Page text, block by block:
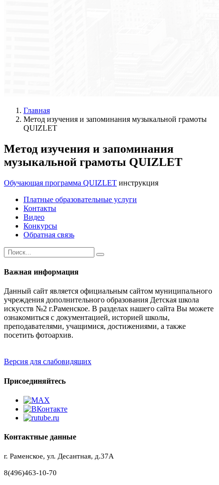
Главная
Метод изучения и запоминания музыкальной грамоты
QUIZLET
Метод изучения и запоминания
музыкальной грамоты QUIZLET
Обучающая программа QUIZLET инструкция
Платные образовательные услуги
Контакты
Видео
Конкурсы
Обратная связь
Важная информация
Данный сайт является официальным сайтом муниципального
учреждения дополнительного образования Детская школа
искусств №2 г.Раменское. В разделах нашего сайта Вы можете
ознакомиться с документацией, историей школы,
преподавателями, учащимися, достижениями, а также
посетить фотоархив.
Версия для слабовидящих
Присоединяйтесь
Контактные данные
г. Раменское, ул. Десантная, д.37A
8(496)463-10-70